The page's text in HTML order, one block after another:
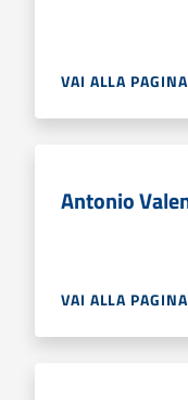
VAI ALLA PAGINA
Antonio
VAI ALLA PAGINA